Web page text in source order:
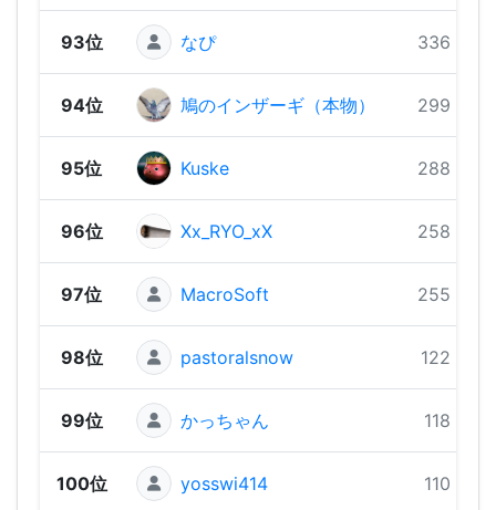
93位 なぴ 336 pts
94位 鳩のインザーギ（本物） 299 pts
95位 Kuske 288 pts
96位 Xx_RYO_xX 258 pts
97位 MacroSoft 255 pts
98位 pastoralsnow 122 pts
99位 かっちゃん 118 pts
100位 yosswi414 110 pts